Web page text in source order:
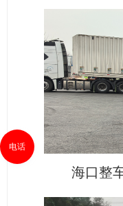
海口整
电话